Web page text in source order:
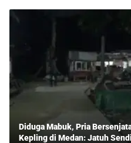
Diduga Mabuk, Pria
Kepling di Medan: Jatuh